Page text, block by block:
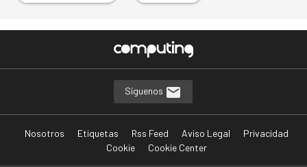
Síguenos
Nosotros Etiquetas Rss Feed Aviso Legal
Privacidad
Cookie
Cookie Center